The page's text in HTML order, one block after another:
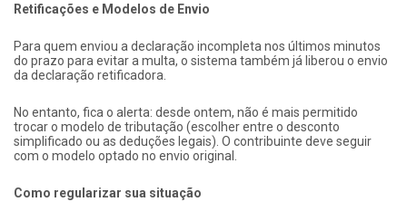
Retificações e Modelos de Envio
Para quem enviou a declaração incompleta nos últimos minutos
do prazo para evitar a multa, o sistema também já liberou o envio
da declaração retificadora.
No entanto, fica o alerta: desde ontem, não é mais permitido
trocar o modelo de tributação (escolher entre o desconto
simplificado ou as deduções legais). O contribuinte deve seguir
com o modelo optado no envio original.
Como regularizar sua situação